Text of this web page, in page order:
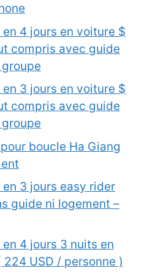
4 jours en voiture $
compris avec guide
3 jours en voiture $
compris avec guide
boucle Ha Giang
3 jours easy rider
guide ni logement –
4 jours 3 nuits en
USD / personne )